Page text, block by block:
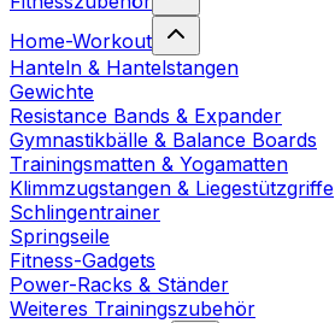
Home-Workout
Hanteln & Hantelstangen
Gewichte
Resistance Bands & Expander
Gymnastikbälle & Balance Boards
Trainingsmatten & Yogamatten
Klimmzugstangen & Liegestützgriffe
Schlingentrainer
Springseile
Fitness-Gadgets
Power-Racks & Ständer
Weiteres Trainingszubehör